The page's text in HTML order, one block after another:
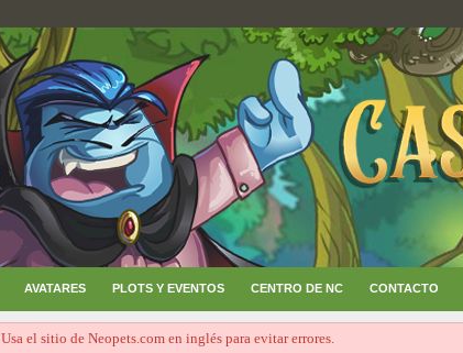
AVATARES PLOTS Y EVENTOS CENTRO DE NC CONTACTO
Usa el sitio de Neopets.com en inglés para evitar errores.